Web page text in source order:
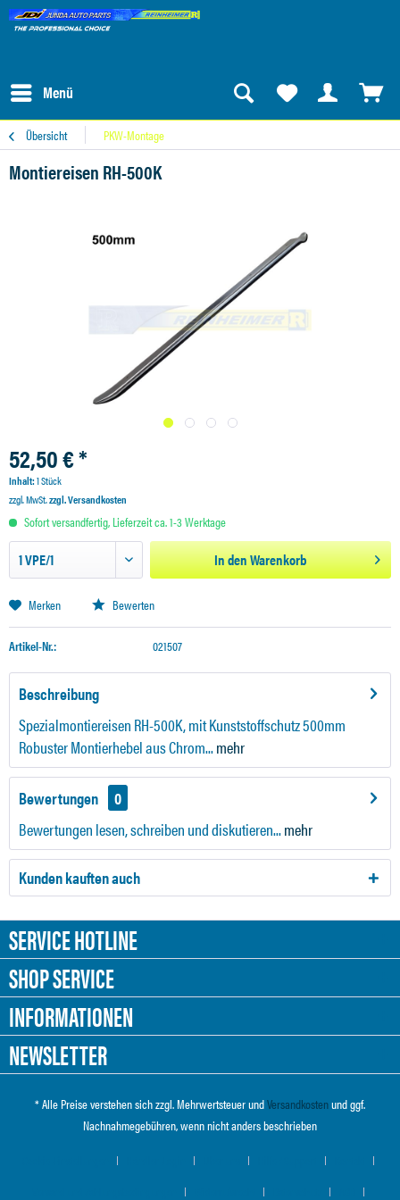
Menü
Übersicht PKW-Montage
Montiereisen RH-500K
52,50 € *
Inhalt:1 Stück
zzgl. MwSt.zzgl. Versandkosten
Sofort versandfertig, Lieferzeit ca. 1-3 Werktage
In denWarenkorb
Merken Bewerten
Artikel-Nr.: 021507
Beschreibung
Spezialmontiereisen RH-500K, mit Kunststoffschutz 500mm
Robuster Montierhebel aus Chrom...mehr
Bewertungen
0
Bewertungen lesen, schreiben und diskutieren...mehr
Kunden kauften auch
SERVICE HOTLINE
SHOP SERVICE
INFORMATIONEN
NEWSLETTER
* Alle Preise verstehen sich zzgl. Mehrwertsteuer undVersandkostenund ggf.
Nachnahmegebühren, wenn nicht anders beschrieben